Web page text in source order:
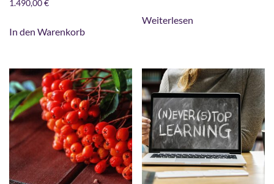
1.490,00€
In den Warenkorb
Weiterlesen